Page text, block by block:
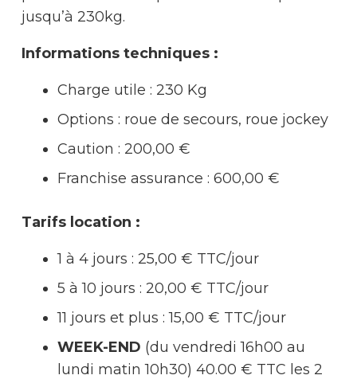
jusqu’à 230kg.
Informations techniques :
Charge utile : 230 Kg
Options : roue de secours, roue jockey
Caution : 200,00 €
Franchise assurance : 600,00 €
Tarifs location :
1 à 4 jours : 25,00 € TTC/jour
5 à 10 jours : 20,00 € TTC/jour
11 jours et plus : 15,00 € TTC/jour
WEEK-END (du vendredi 16h00 au
lundi matin 10h30) 40.00 € TTC les 2